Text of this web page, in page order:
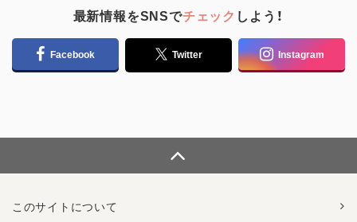
最新情報をSNSでチェック しよう！
Facebook Twitter Instagram
このサイトについて